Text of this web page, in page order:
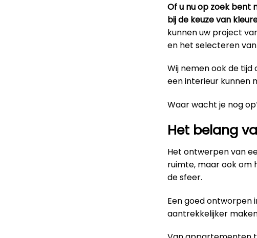
Of u nu op zoek bent
bij de keuze van
kunnen uw project
en het selecteren
Wij nemen ook de
een interieur kunnen
Waar wacht je nog
Het belang
Het ontwerpen van
ruimte, maar ook om
de sfeer.
Een goed ontworpen
aantrekkelijker